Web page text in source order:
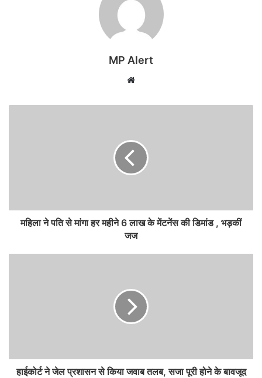
MP Alert
Website
महिला ने पति से मांगा हर महीने 6 लाख के मेंटनेंस की डिमांड , भड़कीं
जज
हाईकोर्ट ने जेल प्रशासन से किया जवाब तलब, सजा पूरी होने के बावजूद